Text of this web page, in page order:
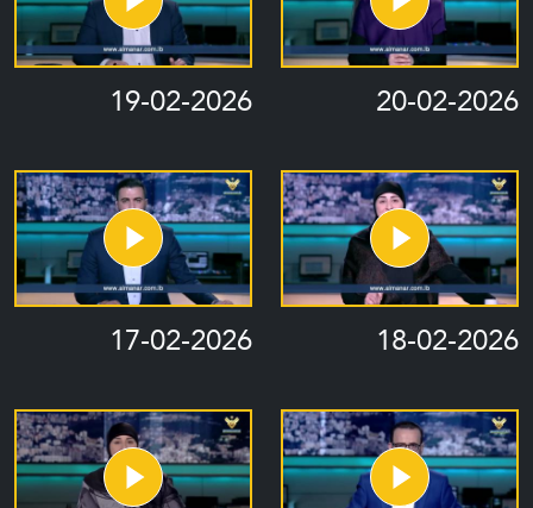
20-02-2026
19-02-2026
18-02-2026
17-02-2026